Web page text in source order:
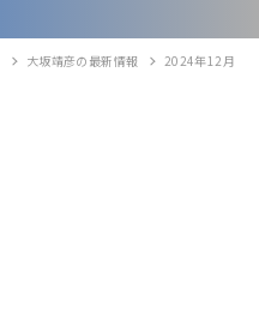
大坂靖彦の最新情報 2024年12月